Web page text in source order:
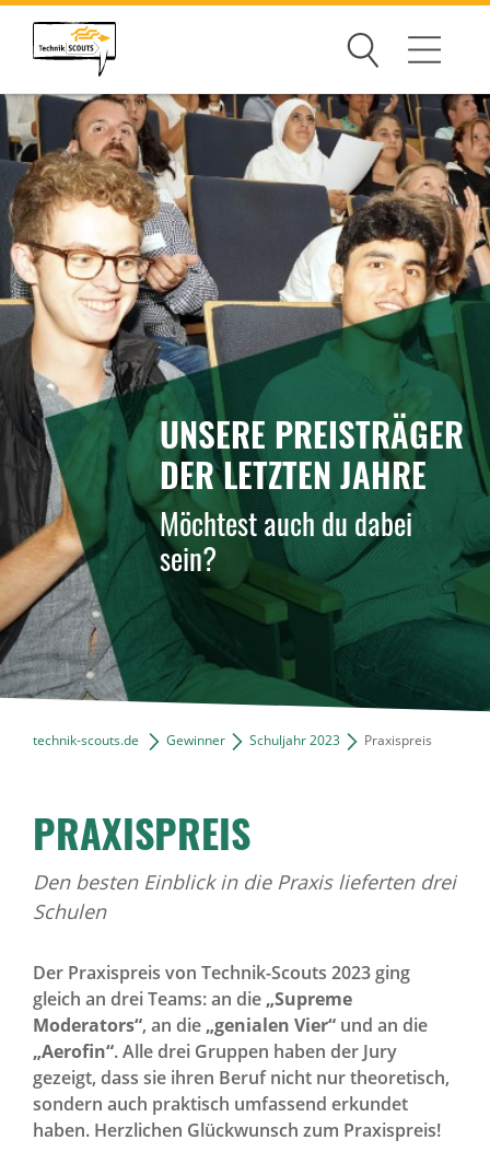
Suchen
Wettbewerb
Mitmachen
Gewinner
Partner
Über uns
News Archiv
UNSERE PREISTRÄGER
DER LETZTEN JAHRE
Möchtest auch du dabei
sein?
technik-scouts.de Gewinner Schuljahr 2023 Praxispreis
PRAXISPREIS
Den besten Einblick in die Praxis lieferten drei
Schulen
Der Praxispreis von Technik-Scouts 2023 ging
gleich an drei Teams: an die „Supreme
Moderators“, an die „genialen Vier“ und an die
„Aerofin“. Alle drei Gruppen haben der Jury
gezeigt, dass sie ihren Beruf nicht nur theoretisch,
sondern auch praktisch umfassend erkundet
haben. Herzlichen Glückwunsch zum Praxispreis!